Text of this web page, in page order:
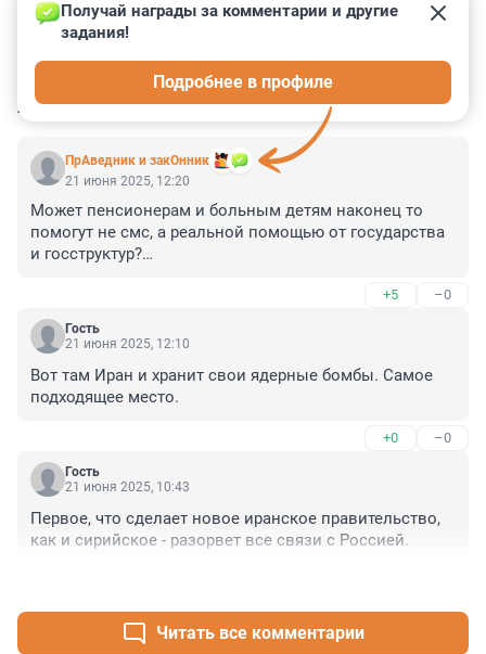
КОММЕНТАРИИ 66
ПрАведник и закОнник
Получай награды за комментарии и другие
задания!
Подробнее в профиле
21 июня 2025, 12:20
Может пенсионерам и больным детям наконец то
помогут не смс, а реальной помощью от государства
и госструктур?
Этот РосАтом получает кучи денег федеральных от
налогов граждан, только только для граждан - ноль
+5 –0
Гость
21 июня 2025, 12:10
Вот там Иран и хранит свои ядерные бомбы. Самое
подходящее место.
+0 –0
Гость
21 июня 2025, 10:43
Первое, что сделает новое иранское правительство,
как и сирийское - разорвет все связи с Россией.
Читать все комментарии